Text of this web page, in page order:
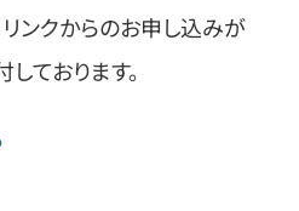
ンクからのお申し込みが
ております。